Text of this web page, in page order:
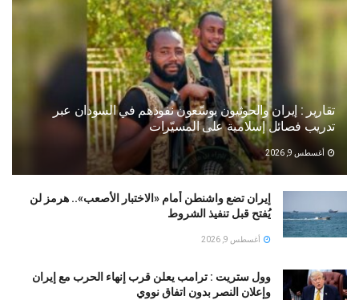
تقارير : إيران والحوثيون يوسّعون نفوذهم في السودان عبر
تدريب فصائل إسلامية على المسيّرات
أغسطس 9, 2026
إيران تضع واشنطن أمام «الاختبار الأصعب».. هرمز لن
يُفتح قبل تنفيذ الشروط
أغسطس 9, 2026
وول ستريت : ترامب يعلن قرب إنهاء الحرب مع إيران
وإعلان النصر بدون اتفاق نووي